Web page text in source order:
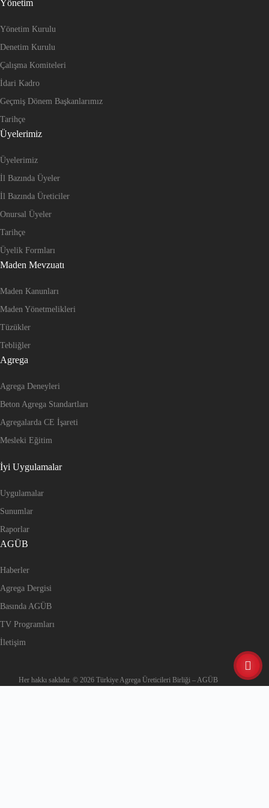
Yönetim
Yönetim Kurulu
Denetim Kurulu
Çalışma Komiteleri
İdari Kadro
Geçmiş Dönem Başkanlarımız
Tarihçe
Üyelerimiz
Üyelerimiz
İl Bazında Üyeler
İl Bazında Üreticiler
Onursal Üyeler
Tarihçe
Üyelik Formları
Maden Mevzuatı
Maden Kanunları
Maden Yönetmelikleri
Tüzükler
Tebliğler
Agrega
Agrega Deneyleri
Beton Agrega Standartları
Agregalarda CE İşareti
Mesleki Eğitim
İyi Uygulamalar
Uygulamalar
Sunumlar
Raporlar
AGÜB
Haberler
Agrega Dergisi
Basında AGÜB
TV Programları
İletişim
Her hakkı saklıdır. © 2026 Türkiye Agrega Üreticileri Birliği – AGÜB